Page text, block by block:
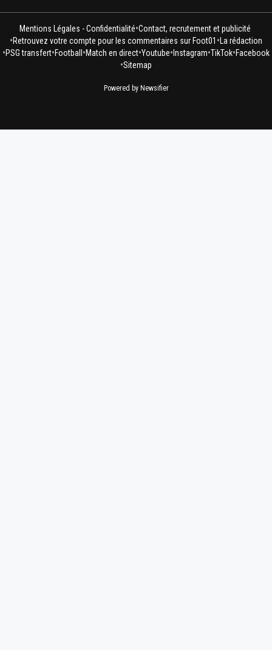
Mentions Légales - Confidentialité•Contact, recrutement et publicité
•Retrouvez votre compte pour les commentaires sur Foot01 • La rédaction
•PSG transfert•Football •Match en direct•Youtube• Instagram•TikTok•Facebook
•Sitemap
Powered by Newsifier